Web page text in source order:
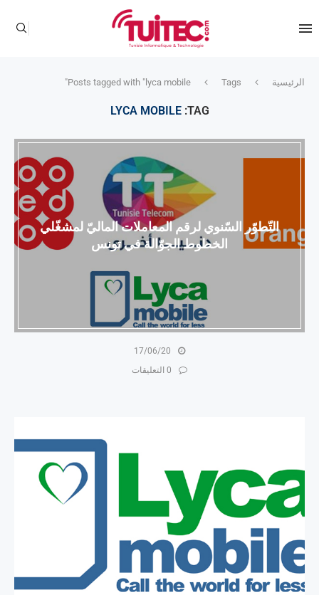
الرئيسية Tags
Posts tagged with "lyca mobile"
TAG:
LYCA MOBILE
التّطوّر السّنوي لرقم المعاملات الماليّ لمشغّلي
الخطوط الجوّالة في تونس
17/06/20
0 التعليقات